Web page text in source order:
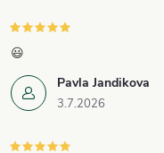
u
Pavla Jandikova
3.7.2026
😃